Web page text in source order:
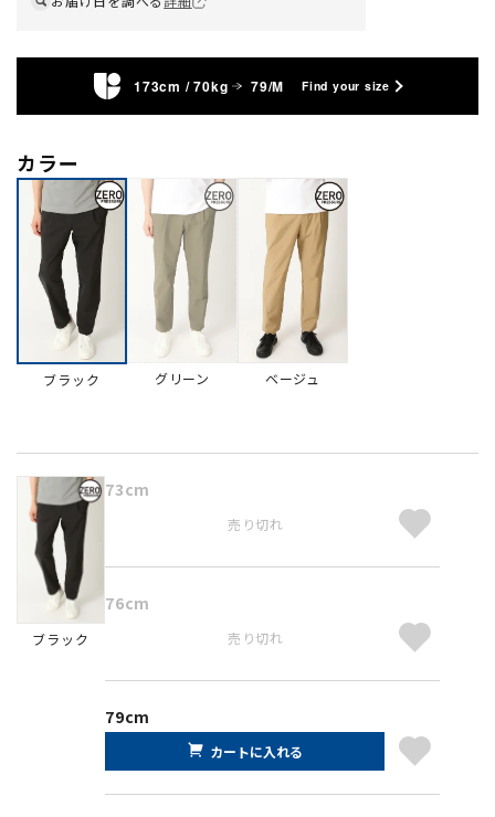
173cm / 70kg 79/M Find your size
カラー
ブラック グリーン ベージュ
ブラック
73cm
売り切れ
76cm
売り切れ
79cm
カートに入れる